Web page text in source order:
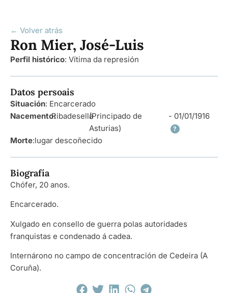
← Volver atrás
Ron Mier, José-Luis
Perfil histórico: Vítima da represión
Datos persoais
Situación: Encarcerado
Nacemento:
Ribadesella(Principado de
Asturias)
- 01/01/1916
?
Morte:lugar descoñecido
Biografía
Chófer, 20 anos.
Encarcerado.
Xulgado en consello de guerra polas autoridades
franquistas e condenado á cadea.
Internárono no campo de concentración de Cedeira (A
Coruña).